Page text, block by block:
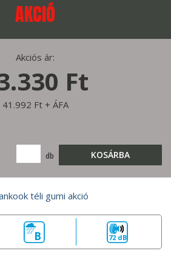
AKCIÓ
Akciós ár:
Ft
41.992 Ft + ÁFA
db KOSÁRBA
B 72 dB